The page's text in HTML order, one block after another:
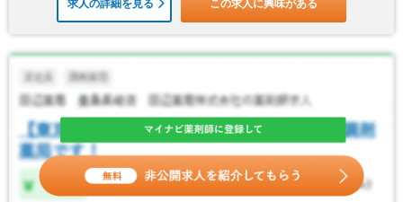
求人の詳細を見る この求人に興味がある